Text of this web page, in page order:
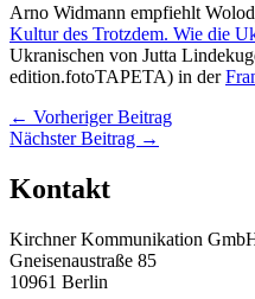
Arno Widmann empfiehlt
Kultur des Trotzdem. Wie die
Ukranischen von Jutta
edition.fotoTAPETA) in der
← Vorheriger Beitrag
Nächster Beitrag →
Kontakt
Kirchner Kommunikation
Gneisenaustraße 85
10961 Berlin